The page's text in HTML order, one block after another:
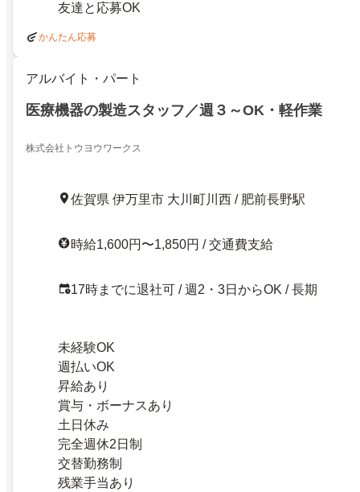
友達と応募OK
かんたん応募
アルバイト・パート
医療機器の製造スタッフ／週３～OK・軽作業
株式会社トウヨウワークス
佐賀県 伊万里市 大川町川西 / 肥前長野駅
時給1,600円〜1,850円 / 交通費支給
17時までに退社可 / 週2・3日からOK / 長期
未経験OK
週払いOK
昇給あり
賞与・ボーナスあり
土日休み
完全週休2日制
交替勤務制
残業手当あり